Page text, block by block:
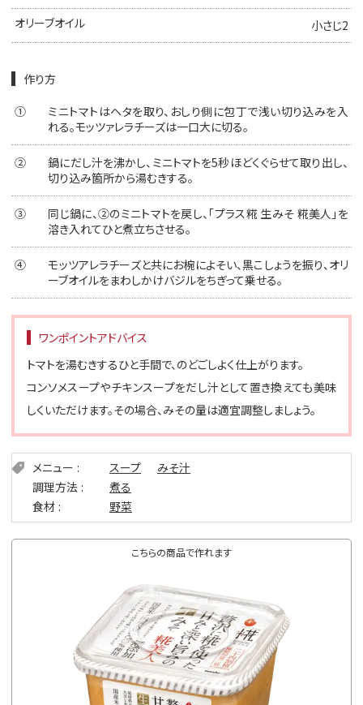
オリーブオイル
小さじ2
作り方
①
ミニトマトはヘタを取り、おしり側に包丁で浅い切り込みを入
れる。モッツァレラチーズは一口大に切る。
②
鍋にだし汁を沸かし、ミニトマトを5秒ほどくぐらせて取り出し、
切り込み箇所から湯むきする。
③
同じ鍋に、②のミニトマトを戻し、「プラス糀 生みそ 糀美人」を
溶き入れてひと煮立ちさせる。
④
モッツアレラチーズと共にお椀によそい、黒こしょうを振り、オリ
ーブオイルをまわしかけバジルをちぎって乗せる。
ワンポイントアドバイス
トマトを湯むきするひと手間で、のどごしよく仕上がります。
コンソメスープやチキンスープをだし汁として置き換えても美味
しくいただけます。その場合、みその量は適宜調整しましょう。
メニュー スープ
みそ汁
調理方法
煮る
食材
野菜
こちらの商品で作れます